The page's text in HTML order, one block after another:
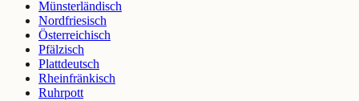
Münsterländisch
Nordfriesisch
Österreichisch
Pfälzisch
Plattdeutsch
Rheinfränkisch
Ruhrpott